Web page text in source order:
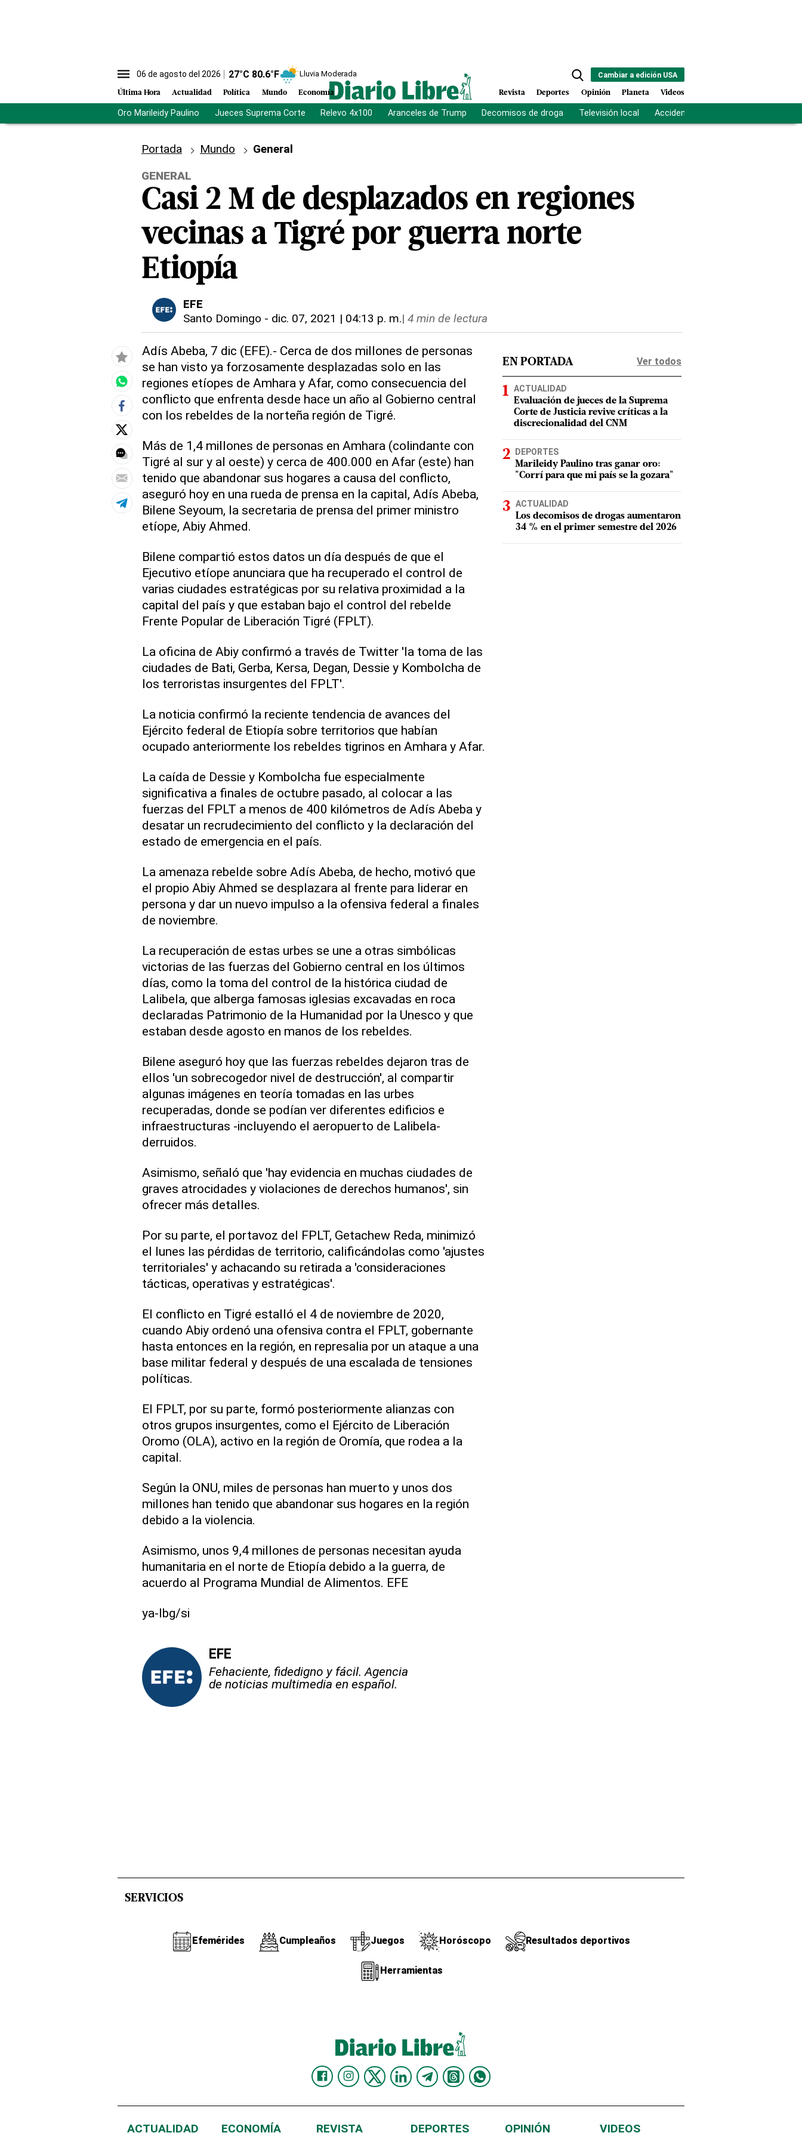
06 de agosto del 2026 27°C 80.6°F Lluvia Moderada
Última Hora Actualidad Política Mundo Economía
Cambiar a edición USA
Revista Deportes Opinión Planeta Videos
Oro Marileidy Paulino Jueces Suprema Corte Relevo 4x100 Aranceles de Trump Decomisos de droga Televisión local Accidente Los Ríos
Portada Mundo
General
GENERAL
Casi 2 M de desplazados en regiones
vecinas a Tigré por guerra norte
Etiopía
EFE
Santo Domingo - dic. 07, 2021 | 04:13 p. m.| 4 min de lectura
Adís Abeba, 7 dic (EFE).- Cerca de dos millones de personas
se han visto ya forzosamente desplazadas solo en las
regiones etíopes de Amhara y Afar, como consecuencia del
conflicto que enfrenta desde hace un año al Gobierno central
con los rebeldes de la norteña región de Tigré.
Más de 1,4 millones de personas en Amhara (colindante con
Tigré al sur y al oeste) y cerca de 400.000 en Afar (este) han
tenido que abandonar sus hogares a causa del conflicto,
aseguró hoy en una rueda de prensa en la capital, Adís Abeba,
Bilene Seyoum, la secretaria de prensa del primer ministro
etíope, Abiy Ahmed.
Bilene compartió estos datos un día después de que el
Ejecutivo etíope anunciara que ha recuperado el control de
varias ciudades estratégicas por su relativa proximidad a la
capital del país y que estaban bajo el control del rebelde
Frente Popular de Liberación Tigré (FPLT).
La oficina de Abiy confirmó a través de Twitter 'la toma de las
ciudades de Bati, Gerba, Kersa, Degan, Dessie y Kombolcha de
los terroristas insurgentes del FPLT'.
La noticia confirmó la reciente tendencia de avances del
Ejército federal de Etiopía sobre territorios que habían
ocupado anteriormente los rebeldes tigrinos en Amhara y Afar.
La caída de Dessie y Kombolcha fue especialmente
significativa a finales de octubre pasado, al colocar a las
fuerzas del FPLT a menos de 400 kilómetros de Adís Abeba y
desatar un recrudecimiento del conflicto y la declaración del
estado de emergencia en el país.
La amenaza rebelde sobre Adís Abeba, de hecho, motivó que
el propio Abiy Ahmed se desplazara al frente para liderar en
persona y dar un nuevo impulso a la ofensiva federal a finales
de noviembre.
La recuperación de estas urbes se une a otras simbólicas
victorias de las fuerzas del Gobierno central en los últimos
días, como la toma del control de la histórica ciudad de
Lalibela, que alberga famosas iglesias excavadas en roca
declaradas Patrimonio de la Humanidad por la Unesco y que
estaban desde agosto en manos de los rebeldes.
Bilene aseguró hoy que las fuerzas rebeldes dejaron tras de
ellos 'un sobrecogedor nivel de destrucción', al compartir
algunas imágenes en teoría tomadas en las urbes
recuperadas, donde se podían ver diferentes edificios e
infraestructuras -incluyendo el aeropuerto de Lalibela-
derruidos.
Asimismo, señaló que 'hay evidencia en muchas ciudades de
graves atrocidades y violaciones de derechos humanos', sin
ofrecer más detalles.
Por su parte, el portavoz del FPLT, Getachew Reda, minimizó
el lunes las pérdidas de territorio, calificándolas como 'ajustes
territoriales' y achacando su retirada a 'consideraciones
tácticas, operativas y estratégicas'.
El conflicto en Tigré estalló el 4 de noviembre de 2020,
cuando Abiy ordenó una ofensiva contra el FPLT, gobernante
hasta entonces en la región, en represalia por un ataque a una
base militar federal y después de una escalada de tensiones
políticas.
El FPLT, por su parte, formó posteriormente alianzas con
otros grupos insurgentes, como el Ejército de Liberación
Oromo (OLA), activo en la región de Oromía, que rodea a la
capital.
Según la ONU, miles de personas han muerto y unos dos
millones han tenido que abandonar sus hogares en la región
debido a la violencia.
Asimismo, unos 9,4 millones de personas necesitan ayuda
humanitaria en el norte de Etiopía debido a la guerra, de
acuerdo al Programa Mundial de Alimentos. EFE
ya-lbg/si
EFE
Fehaciente, fidedigno y fácil. Agencia
de noticias multimedia en español.
EN PORTADA Ver todos
ACTUALIDAD
Evaluación de jueces de la Suprema
Corte de Justicia revive críticas a la
discrecionalidad del CNM
DEPORTES
Marileidy Paulino tras ganar oro:
"Corrí para que mi país se la gozara"
ACTUALIDAD
Los decomisos de drogas aumentaron
34 % en el primer semestre del 2026
SERVICIOS
Efemérides Cumpleaños Juegos Horóscopo Resultados deportivos
Herramientas
ACTUALIDAD ECONOMÍA REVISTA DEPORTES OPINIÓN VIDEOS